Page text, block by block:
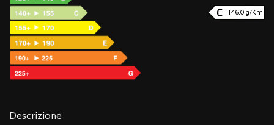
146.0 g/Km
Descrizione